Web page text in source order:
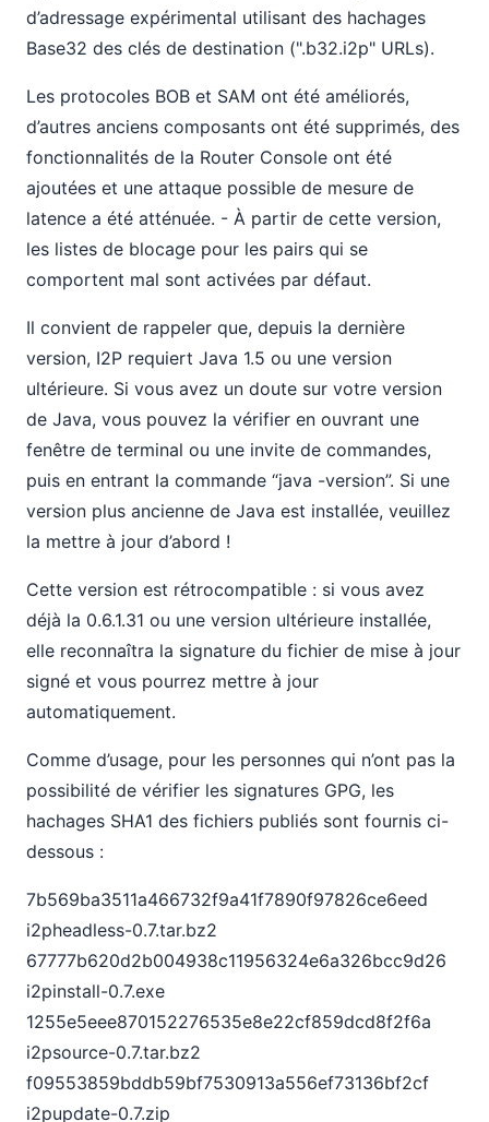
d’adressage expérimental utilisant des hachages
Base32 des clés de destination (".b32.i2p" URLs).
Les protocoles BOB et SAM ont été améliorés,
d’autres anciens composants ont été supprimés, des
fonctionnalités de la Router Console ont été
ajoutées et une attaque possible de mesure de
latence a été atténuée. - À partir de cette version,
les listes de blocage pour les pairs qui se
comportent mal sont activées par défaut.
Il convient de rappeler que, depuis la dernière
version, I2P requiert Java 1.5 ou une version
ultérieure. Si vous avez un doute sur votre version
de Java, vous pouvez la vérifier en ouvrant une
fenêtre de terminal ou une invite de commandes,
puis en entrant la commande “java -version”. Si une
version plus ancienne de Java est installée, veuillez
la mettre à jour d’abord !
Cette version est rétrocompatible : si vous avez
déjà la 0.6.1.31 ou une version ultérieure installée,
elle reconnaîtra la signature du fichier de mise à jour
signé et vous pourrez mettre à jour
automatiquement.
Comme d’usage, pour les personnes qui n’ont pas la
possibilité de vérifier les signatures GPG, les
hachages SHA1 des fichiers publiés sont fournis ci-
dessous :
7b569ba3511a466732f9a41f7890f97826ce6eed
i2pheadless-0.7.tar.bz2
67777b620d2b004938c11956324e6a326bcc9d26
i2pinstall-0.7.exe
1255e5eee870152276535e8e22cf859dcd8f2f6a
i2psource-0.7.tar.bz2
f09553859bddb59bf7530913a556ef73136bf2cf
i2pupdate-0.7.zip